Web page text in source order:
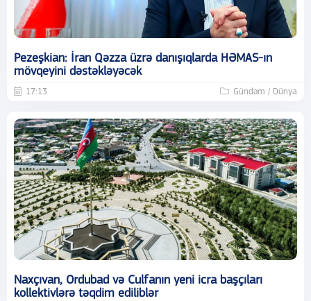
Pezeşkian: İran Qəzza üzrə danışıqlarda HƏMAS-ın
mövqeyini dəstəkləyəcək
17:13 Gündəm / Dünya
Naxçıvan, Ordubad və Culfanın yeni icra başçıları
kollektivlərə təqdim ediliblər